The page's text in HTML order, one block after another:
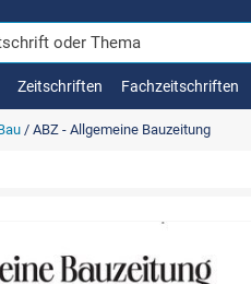
Zeitschriften Fachzeitschriften
/ ABZ - Allgemeine Bauzeitung